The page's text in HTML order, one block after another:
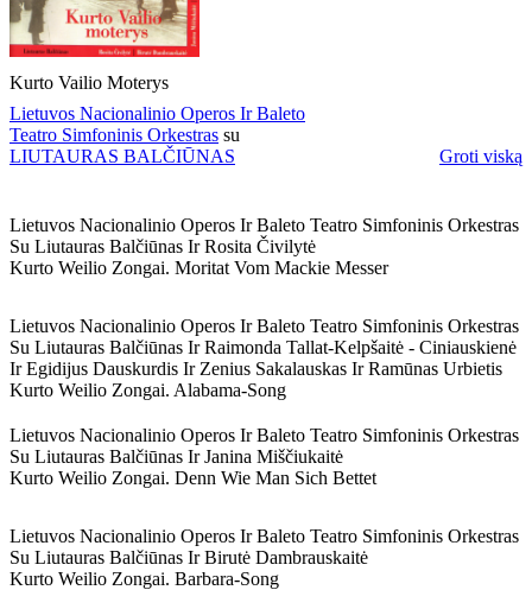
Kurto Vailio Moterys
Lietuvos Nacionalinio Operos Ir Baleto
Teatro Simfoninis Orkestras su
LIUTAURAS BALČIŪNAS
Groti viską
Lietuvos Nacionalinio Operos Ir Baleto Teatro Simfoninis Orkestras
Su Liutauras Balčiūnas Ir Rosita Čivilytė
Kurto Weilio Zongai. Moritat Vom Mackie Messer
Lietuvos Nacionalinio Operos Ir Baleto Teatro Simfoninis Orkestras
Su Liutauras Balčiūnas Ir Raimonda Tallat-Kelpšaitė - Ciniauskienė
Ir Egidijus Dauskurdis Ir Zenius Sakalauskas Ir Ramūnas Urbietis
Kurto Weilio Zongai. Alabama-Song
Lietuvos Nacionalinio Operos Ir Baleto Teatro Simfoninis Orkestras
Su Liutauras Balčiūnas Ir Janina Miščiukaitė
Kurto Weilio Zongai. Denn Wie Man Sich Bettet
Lietuvos Nacionalinio Operos Ir Baleto Teatro Simfoninis Orkestras
Su Liutauras Balčiūnas Ir Birutė Dambrauskaitė
Kurto Weilio Zongai. Barbara-Song